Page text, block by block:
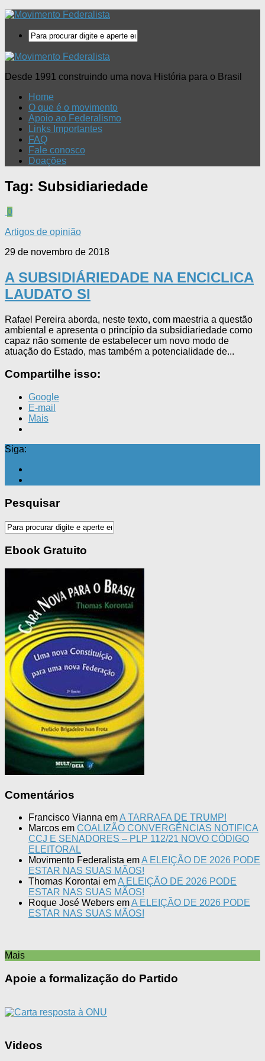
Desde 1991 construindo uma nova História para o Brasil
Home
O que é o movimento
Apoio ao Federalismo
Links Importantes
FAQ
Fale conosco
Doações
Tag: Subsidiariedade
0
Artigos de opinião
29 de novembro de 2018
A SUBSIDIÁRIEDADE NA ENCICLICA
LAUDATO SI
Rafael Pereira aborda, neste texto, com maestria a questão
ambiental e apresenta o princípio da subsidiariedade como
capaz não somente de estabelecer um novo modo de
atuação do Estado, mas também a potencialidade de...
Compartilhe isso:
Google
E-mail
Mais
Siga:
Pesquisar
Ebook Gratuito
Comentários
Francisco Vianna emA TARRAFA DE TRUMP!
Marcos em COALIZÃO CONVERGÊNCIAS NOTIFICA
CCJ E SENADORES – PLP 112/21 NOVO CÓDIGO
ELEITORAL
Movimento Federalista emA ELEIÇÃO DE 2026 PODE
ESTAR NAS SUAS MÃOS!
Thomas Korontai emA ELEIÇÃO DE 2026 PODE
ESTAR NAS SUAS MÃOS!
Roque José Webers emA ELEIÇÃO DE 2026 PODE
ESTAR NAS SUAS MÃOS!
Mais
Apoie a formalização do Partido
Videos